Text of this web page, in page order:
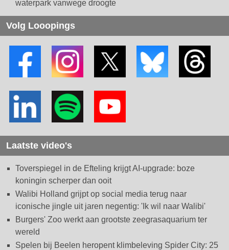
waterpark vanwege droogte
Volg Looopings
Laatste video's
Toverspiegel in de Efteling krijgt AI-upgrade: boze
koningin scherper dan ooit
Walibi Holland grijpt op social media terug naar
iconische jingle uit jaren negentig: 'Ik wil naar Walibi'
Burgers' Zoo werkt aan grootste zeegrasaquarium ter
wereld
Spelen bij Beelen heropent klimbeleving Spider City: 25